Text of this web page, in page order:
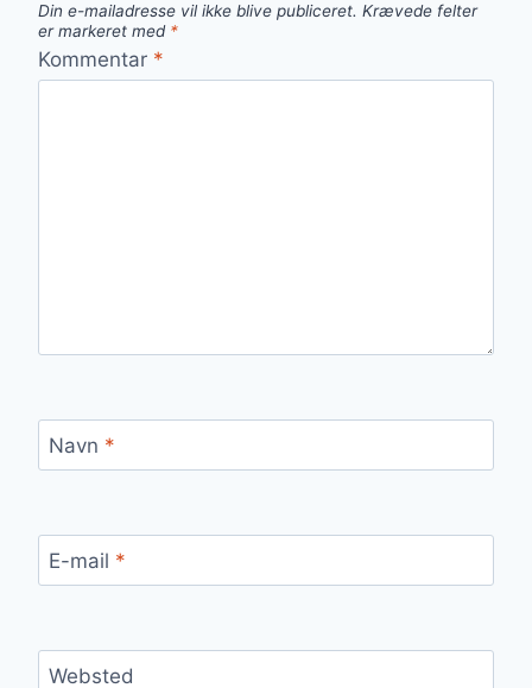
Din e-mailadresse vil ikke blive publiceret. Krævede felter
er markeret med *
Kommentar *
Navn *
E-mail *
Websted